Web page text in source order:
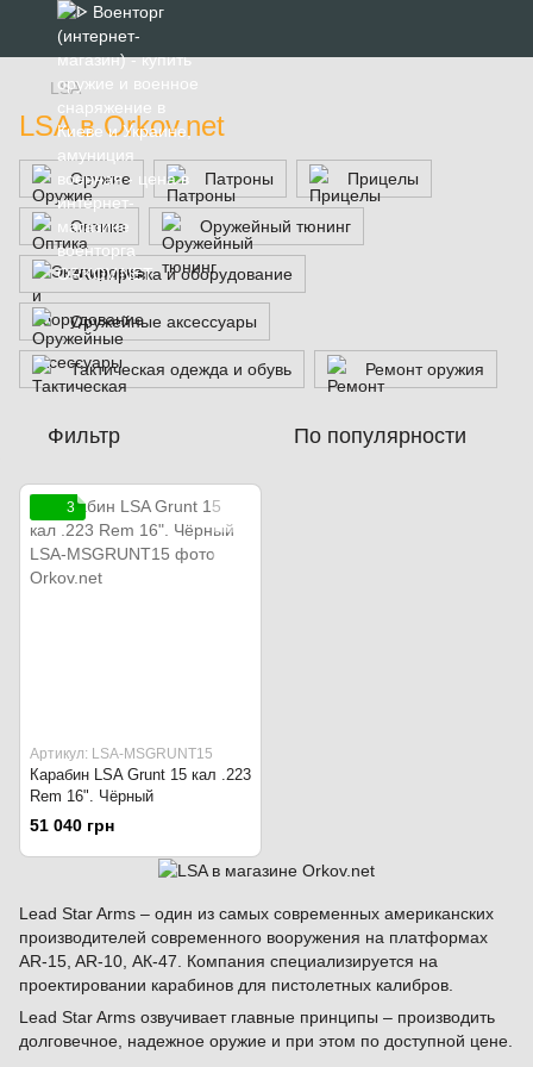
LSA
LSA в Orkov.net
Оружие Патроны Прицелы
Оптика Оружейный тюнинг
Экипировка и оборудование
Оружейные аксессуары
Тактическая одежда и обувь Ремонт оружия
Фильтр По популярности
3
Артикул: LSA-MSGRUNT15
Карабин LSA Grunt 15 кал .223
Rem 16". Чёрный
51 040 грн
Lead Star Arms – один из самых современных американских
производителей современного вооружения на платформах
AR-15, AR-10, АК-47. Компания специализируется на
проектировании карабинов для пистолетных калибров.
Lead Star Arms озвучивает главные принципы – производить
долговечное, надежное оружие и при этом по доступной цене.